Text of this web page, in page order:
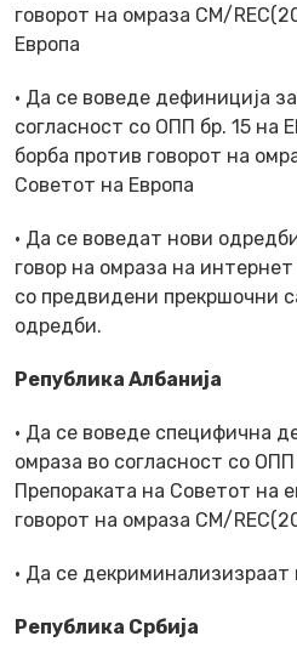
говорот на омраза CM/
Европа
· Да се воведе дефиниција
согласност со ОПП бр. 15 на
борба против говорот на
Советот на Европа
· Да се воведат нови
говор на омраза на
со предвидени прекршочни
одредби.
Република Албанија
· Да се воведе специфична
омраза во согласност со
Препораката на Советот на
говорот на омраза CM/
· Да се
Република Србија